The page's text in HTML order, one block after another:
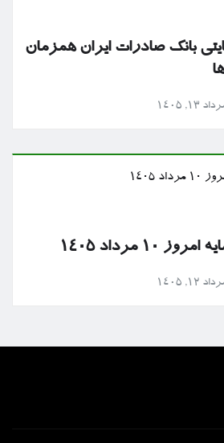
بانک صادرات ایران همزمان
۱۳, ۱۴۰۵
مرداد ۱۴۰۵
۱۲, ۱۴۰۵